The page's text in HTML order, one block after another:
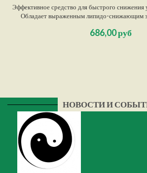
Эффективное средство для быстрого снижения
Обладает выраженным липидо-снижающим
686,00 руб
НОВОСТИ И